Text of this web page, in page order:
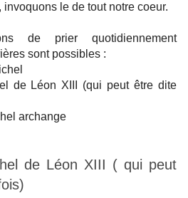
le de tout notre coeur.
de prier quotidiennement
sont possibles :
de Léon XIII (qui peut être dite
archange
de Léon XIII ( qui peut